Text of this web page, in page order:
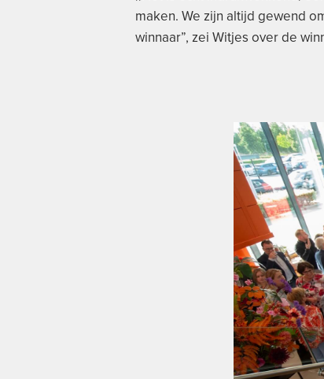
maken. We zijn altijd gewend
winnaar”, zei Witjes over de